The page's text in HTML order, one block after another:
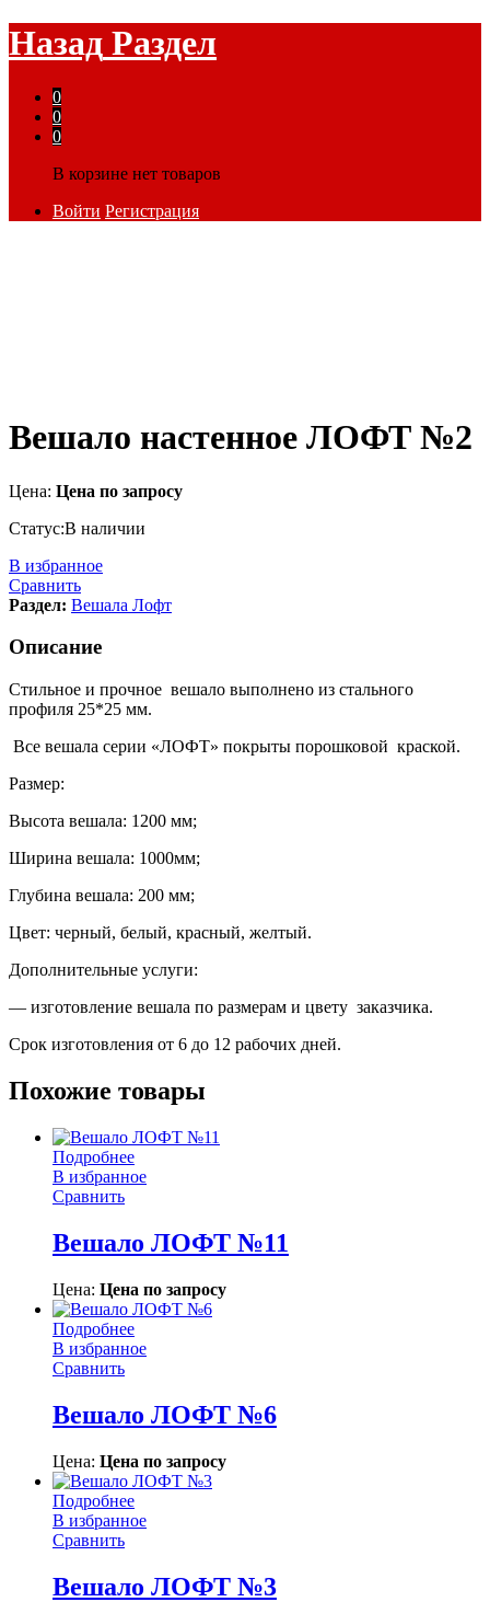
Назад Раздел
0
0
0
В корзине нет товаров
Войти Регистрация
Вешало настенное ЛОФТ №2
Цена: Цена по запросу
Статус:В наличии
В избранное
Сравнить
Раздел: Вешала Лофт
Описание
Стильное и прочное вешало выполнено из стального
профиля 25*25 мм.
Все вешала серии «ЛОФТ» покрыты порошковой краской.
Размер:
Высота вешала: 1200 мм;
Ширина вешала: 1000мм;
Глубина вешала: 200 мм;
Цвет: черный, белый, красный, желтый.
Дополнительные услуги:
— изготовление вешала по размерам и цвету заказчика.
Срок изготовления от 6 до 12 рабочих дней.
Похожие товары
Подробнее
В избранное
Сравнить
Вешало ЛОФТ №11
Цена: Цена по запросу
Подробнее
В избранное
Сравнить
Вешало ЛОФТ №6
Цена: Цена по запросу
Подробнее
В избранное
Сравнить
Вешало ЛОФТ №3